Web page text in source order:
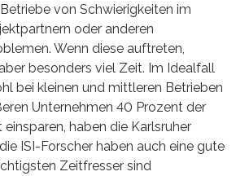
von Schwierigkeiten im
oder anderen
Wenn diese auftreten,
besonders viel Zeit. Im Idealfall
bei kleinen und mittleren Betrieben
Unternehmen 40 Prozent der
haben die Karlsruher
ISI-Forscher haben auch eine gute
Zeitfresser sind